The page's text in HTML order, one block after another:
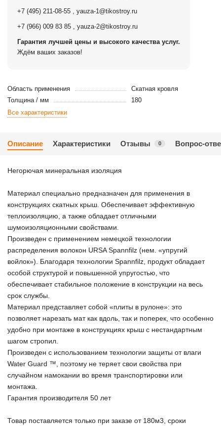
+7 (495) 211-08-55 yauza-1@tikostroy.ru
+7 (966) 009 83 85 yauza-2@tikostroy.ru
Гарантия лучшей цены и высокого качества услуг.
Ждём ваших заказов!
Область применения
Скатная кровля
Толщина / мм
180
Все характеристики
Описание Характеристики Отзывы 0 Вопрос-
Негорючая минеральная изоляция
Материал специально предназначен для применения в
конструкциях скатных крыш. Обеспечивает эффективную
теплоизоляцию, а также обладает отличными
шумоизоляционными свойствами.
Произведен с применением немецкой технологии
распределения волокон URSA Spannfilz (нем. «упругий
войлок»). Благодаря технологии Spannfilz, продукт обладает
особой структурой и повышенной упругостью, что
обеспечивает стабильное положение в конструкции на весь
срок службы.
Материал представляет собой «плиты в рулоне»: это
позволяет нарезать мат как вдоль, так и поперек, что особенно
удобно при монтаже в конструкциях крыш с нестандартным
шагом стропил.
Произведен с использованием технологии защиты от влаги
Water Guard ™, поэтому не теряет свои свойства при
случайном намокании во время транспортировки или
монтажа.
Гарантия производителя 50 лет
Товар поставляется только при заказе от 180м3, сроки